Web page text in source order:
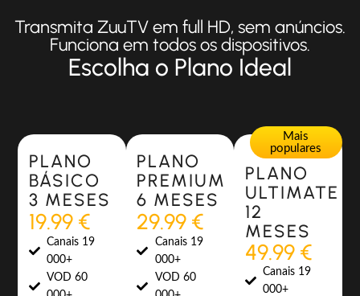
Transmita ZuuTV em full HD, sem anúncios.
Funciona em todos os dispositivos.
Escolha o Plano Ideal
Most Popular
PLANO
BÁSICO
3 MESES
19.99 €
Canais 19
000+
VOD 60
Most Popular
PLANO
PREMIUM
6 MESES
29.99 €
Canais 19
000+
VOD 60
Mais
populares
PLANO
ULTIMATE
12
MESES
49.99 €
Canais 19
000+